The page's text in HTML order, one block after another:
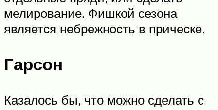
мелирование. Фишкой сезона
является небрежность в прическе.
Гарсон
Казалось бы, что можно сделать с